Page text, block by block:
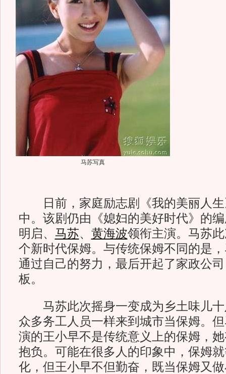
马苏写真
日前，家庭励志剧《我的美丽人生
中。该剧仍由《媳妇的美好时代》的
明启、 马苏、 黄海波领衔主演。马苏
个新时代保姆。与传统保姆不同的是
通过自己的努力，最后开起了家政公
板。
马苏此次摇身一变成为乡土味儿十
众多务工人员一样来到城市当保姆。
演的王小早不是传统意义上的保姆，
抱负。可能在很多人的印象中，保姆
化，但王小早不但勤奋，既当保姆又